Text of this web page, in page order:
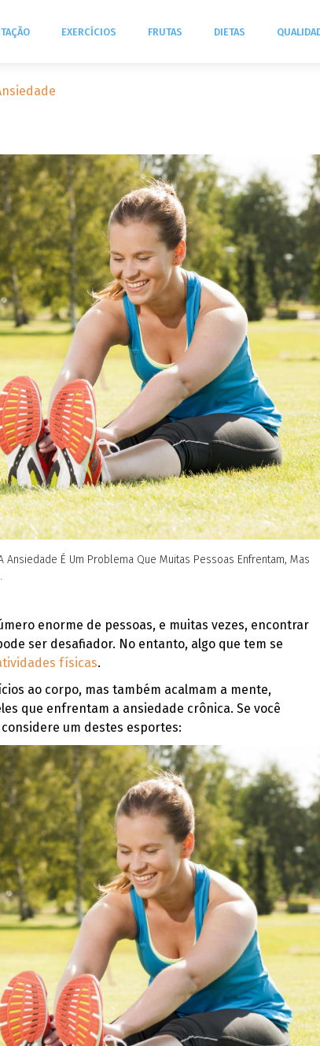
EXERCÍCIOS FRUTAS DIETAS
Ansiedade É Um Problema Que Muitas Pessoas Enfrentam, Mas
enorme de pessoas, e muitas vezes, encontrar
ser desafiador. No entanto, algo que tem se
físicas.
ao corpo, mas também acalmam a mente,
que enfrentam a ansiedade crônica. Se você
um destes esportes: